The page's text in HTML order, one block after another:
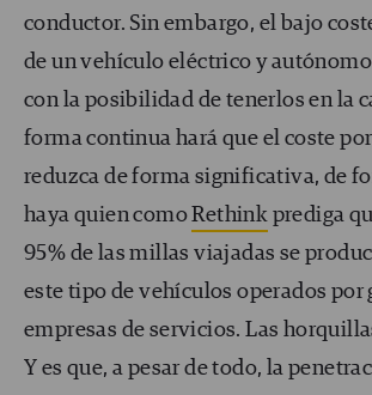
conductor. Sin embargo, el bajo
de un vehículo eléctrico y
con la posibilidad de tenerlos en la
forma continua hará que el coste
reduzca de forma significativa, de
haya quien comoRethink prediga
95% de las millas viajadas se
este tipo de vehículos operados por
empresas de servicios. Las
Y es que, a pesar de todo, la